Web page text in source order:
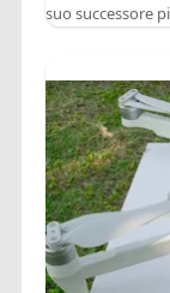
suo successore